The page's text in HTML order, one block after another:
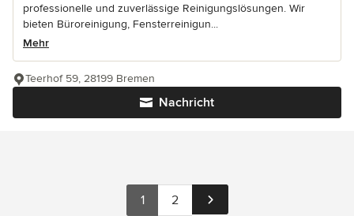
professionelle und zuverlässige Reinigungslösungen. Wir
bieten Büroreinigung, Fensterreinigun...
Mehr
Nachricht
Teerhof 59, 28199 Bremen
1 2